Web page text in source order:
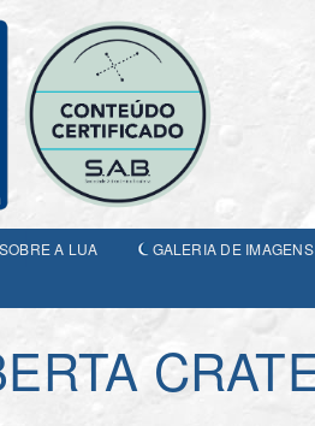
SOBRE A LUA
GALERIA DE IMAGENS